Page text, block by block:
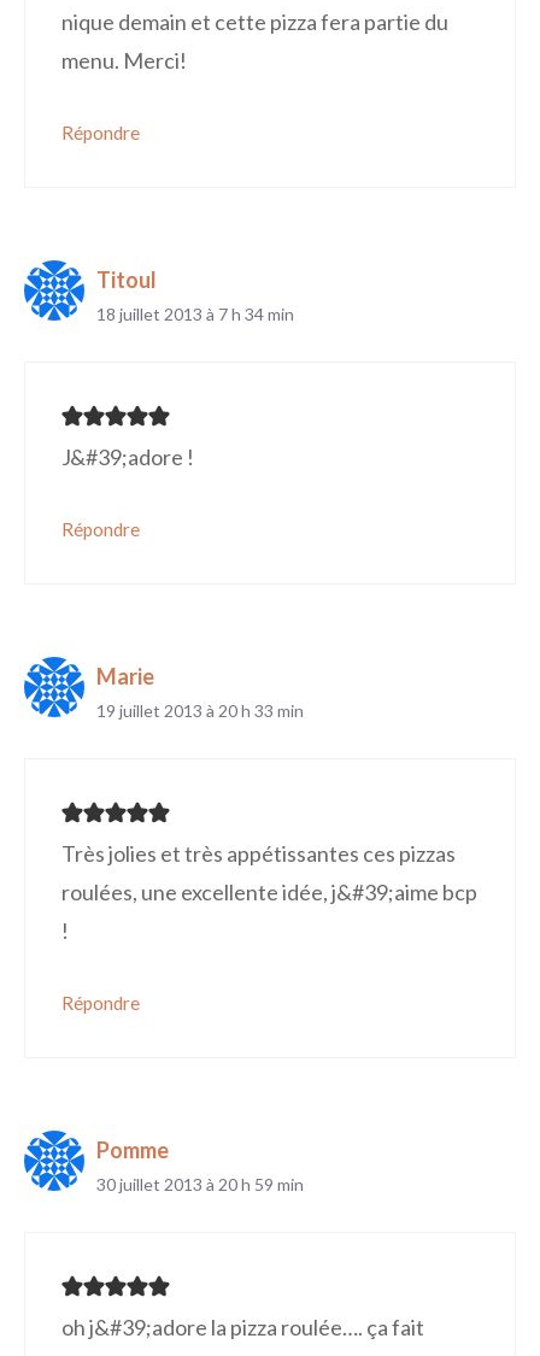
nique demain et cette pizza fera partie du
menu. Merci!
Répondre
Titoul
18 juillet 2013 à 7 h 34 min
J&#39;adore !
Répondre
Marie
19 juillet 2013 à 20 h 33 min
Très jolies et très appétissantes ces pizzas
roulées, une excellente idée, j&#39;aime bcp
!
Répondre
Pomme
30 juillet 2013 à 20 h 59 min
oh j&#39;adore la pizza roulée…. ça fait